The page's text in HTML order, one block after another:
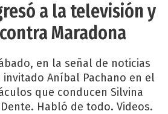
a la televisión y
Maradona
en la señal de noticias
invitado Aníbal Pachano en el
que conducen Silvina
Habló de todo. Videos.